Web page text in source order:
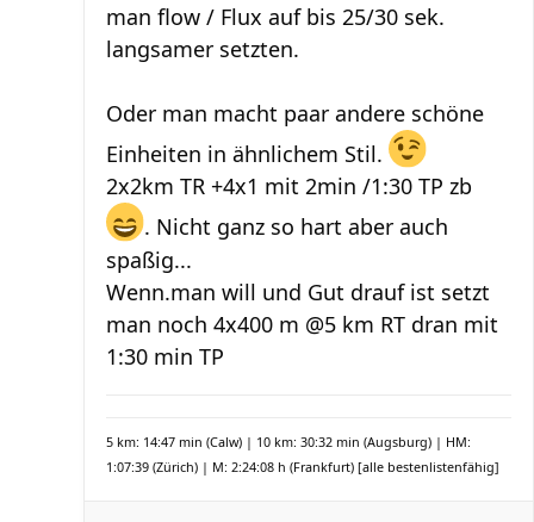
man flow / Flux auf bis 25/30 sek.
langsamer setzten.
Oder man macht paar andere schöne
Einheiten in ähnlichem Stil.
2x2km TR +4x1 mit 2min /1:30 TP zb
. Nicht ganz so hart aber auch
spaßig...
Wenn.man will und Gut drauf ist setzt
man noch 4x400 m @5 km RT dran mit
1:30 min TP
5 km: 14:47 min (Calw) | 10 km: 30:32 min (Augsburg) | HM:
1:07:39 (Zürich) | M: 2:24:08 h (Frankfurt) [alle bestenlistenfähig]